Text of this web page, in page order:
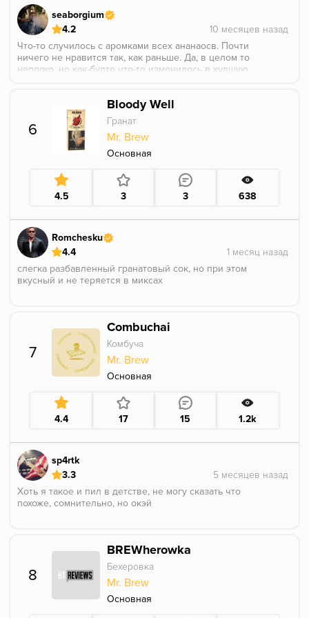
seaborgium
4.2
Что-то случилось с аромками всех ананаосв. Почти
ничего не нравится так, как раньше. Да, в целом то
неплохо, но как-будто что-то изменилось в худшую
6
Bloody Well
Гранат
Mr. Brew
Основная
4.5 3 3 638
Romchesku
4.4
слегка разбавленный гранатовый сок, но при этом
вкусный и не теряется в миксах
7
Combuchai
Комбуча
Mr. Brew
Основная
4.4 17 15 1.2k
sp4rtk
3.3
Хоть я такое и пил в детстве, не могу сказать что
похоже, сомнительно, но окэй
8
BREWherowka
Бехеровка
Mr. Brew
Основная